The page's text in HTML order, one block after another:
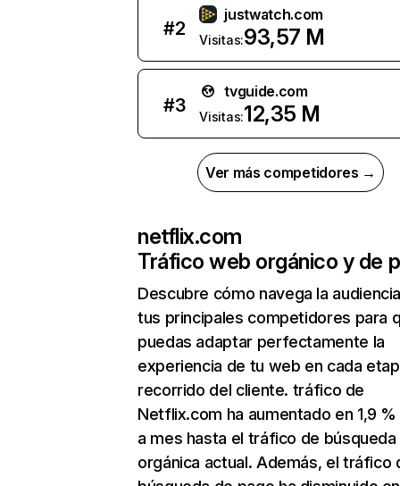
#2
justwatch.com
Visitas:93,57 M
#3
tvguide.com
Visitas:12,35 M
Ver más competidores →
netflix.com
Tráfico web orgánico y de
Descubre cómo navega la
tus principales competidores para
puedas adaptar perfectamente la
experiencia de tu web en cada
recorrido del cliente. tráfico de
Netflix.com ha aumentado en 1,9
a mes hasta el tráfico de búsqueda
orgánica actual. Además, el tráfico